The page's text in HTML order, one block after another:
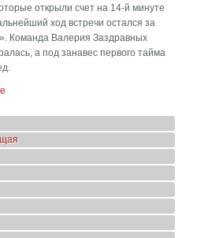
открыли счет на 14-й минуте
ход встречи остался за
Команда Валерия Заздравных
а под занавес первого тайма